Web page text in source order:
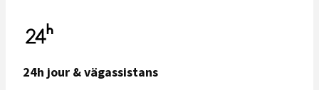
24h jour & vägassistans